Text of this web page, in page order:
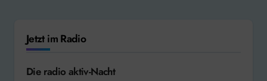
Jetzt im Radio
Die radio aktiv-Nacht